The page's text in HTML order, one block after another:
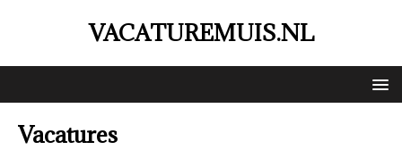
VACATUREMUIS.NL
Vacatures